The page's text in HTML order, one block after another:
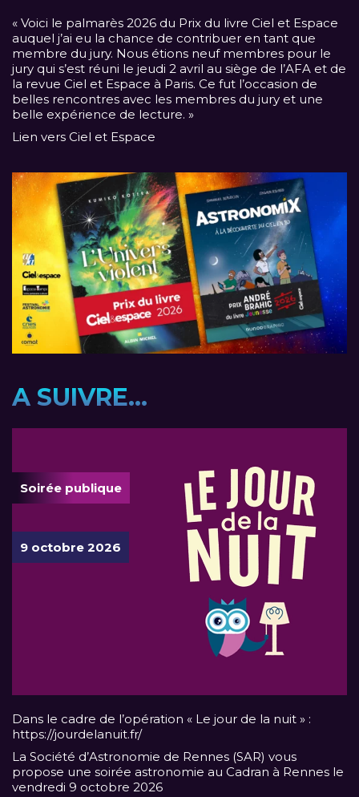
« Voici le palmarès 2026 du Prix du livre Ciel et Espace
auquel j’ai eu la chance de contribuer en tant que
membre du jury. Nous étions neuf membres pour le
jury qui s’est réuni le jeudi 2 avril au siège de l’AFA et de
la revue Ciel et Espace à Paris. Ce fut l’occasion de
belles rencontres avec les membres du jury et une
belle expérience de lecture. »
Lien vers Ciel et Espace
A SUIVRE...
Soirée publique
9 octobre 2026
Dans le cadre de l’opération « Le jour de la nuit » :
https://jourdelanuit.fr/
La Société d’Astronomie de Rennes (SAR) vous
propose une soirée astronomie au Cadran à Rennes le
vendredi 9 octobre 2026